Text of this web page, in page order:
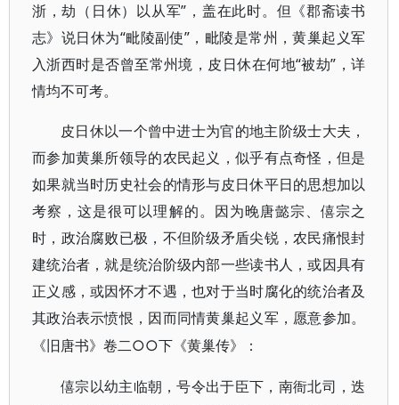
浙，劫（日休）以从军”，盖在此时。但《郡斋读书
志》说日休为“毗陵副使”，毗陵是常州，黄巢起义军
入浙西时是否曾至常州境，皮日休在何地“被劫”，详
情均不可考。
皮日休以一个曾中进士为官的地主阶级士大夫，
而参加黄巢所领导的农民起义，似乎有点奇怪，但是
如果就当时历史社会的情形与皮日休平日的思想加以
考察，这是很可以理解的。因为晚唐懿宗、僖宗之
时，政治腐败已极，不但阶级矛盾尖锐，农民痛恨封
建统治者，就是统治阶级内部一些读书人，或因具有
正义感，或因怀才不遇，也对于当时腐化的统治者及
其政治表示愤恨，因而同情黄巢起义军，愿意参加。
《旧唐书》卷二○○下《黄巢传》：
僖宗以幼主临朝，号令出于臣下，南衙北司，迭